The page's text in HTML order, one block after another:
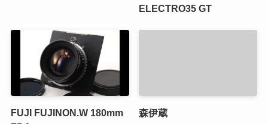
ELECTRO35 GT
FUJI FUJINON.W 180mm
森伊蔵